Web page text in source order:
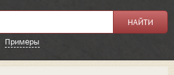
Примеры